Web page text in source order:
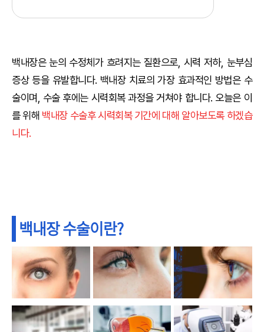
백내장은 눈의 수정체가 흐려지는 질환으로, 시력 저하, 눈부심
증상 등을 유발합니다. 백내장 치료의 가장 효과적인 방법은 수
술이며, 수술 후에는 시력회복 과정을 거쳐야 합니다. 오늘은 이
를 위해 백내장 수술후 시력회복 기간에 대해 알아보도록 하겠습
니다.
백내장 수술이란?